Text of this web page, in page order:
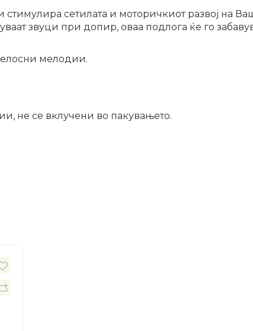
сетилата и моторичкиот развој на
звуци при допир, оваа подлога ќе го
мелодии.
не се вклучени во пакувањето.